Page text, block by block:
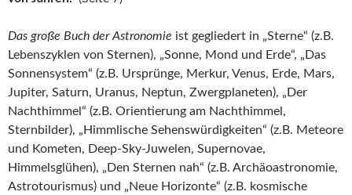
Das große Buch der Astronomie ist gegliedert in „Sterne“ (z.B.
Lebenszyklen von Sternen), „Sonne, Mond und Erde“, „Das
Sonnensystem“ (z.B. Ursprünge, Merkur, Venus, Erde, Mars,
Jupiter, Saturn, Uranus, Neptun, Zwergplaneten), „Der
Nachthimmel“ (z.B. Orientierung am Nachthimmel,
Sternbilder), „Himmlische Sehenswürdigkeiten“ (z.B. Meteore
und Kometen, Deep-Sky-Juwelen, Supernovae,
Himmelsglühen), „Den Sternen nah“ (z.B. Archäoastronomie,
Astrotourismus) und „Neue Horizonte“ (z.B. kosmische